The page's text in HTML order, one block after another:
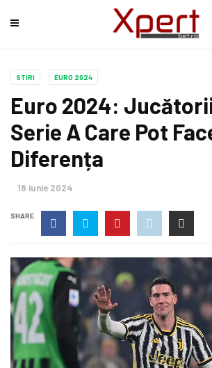
STIRI EURO 2024
Euro 2024:
Serie A Care Pot
Diferența
18 iunie 2024
SHARE